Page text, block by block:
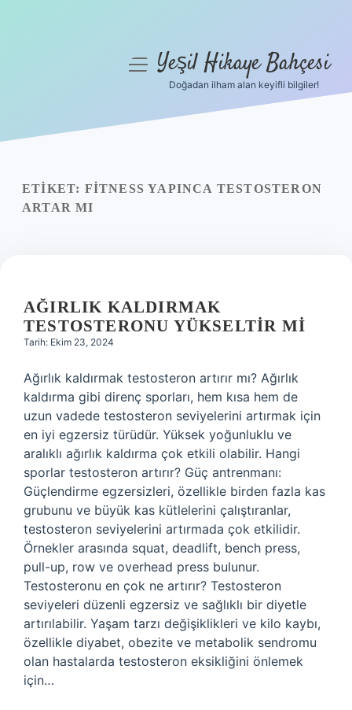
Yasal Uyarı
menüyüYeşil Hikaye Bahçesi
Doğadan ilham alan keyifli bilgiler!
ETIKET: FITNESS YAPINCA TESTOSTERON
ARTAR MI
AĞIRLIK KALDIRMAK
TESTOSTERONU YÜKSELTIR MI
Tarih: Ekim 23, 2024
Ağırlık kaldırmak testosteron artırır mı? Ağırlık
kaldırma gibi direnç sporları, hem kısa hem de
uzun vadede testosteron seviyelerini artırmak için
en iyi egzersiz türüdür. Yüksek yoğunluklu ve
aralıklı ağırlık kaldırma çok etkili olabilir. Hangi
sporlar testosteron artırır? Güç antrenmanı:
Güçlendirme egzersizleri, özellikle birden fazla kas
grubunu ve büyük kas kütlelerini çalıştıranlar,
testosteron seviyelerini artırmada çok etkilidir.
Örnekler arasında squat, deadlift, bench press,
pull-up, row ve overhead press bulunur.
Testosteronu en çok ne artırır? Testosteron
seviyeleri düzenli egzersiz ve sağlıklı bir diyetle
artırılabilir. Yaşam tarzı değişiklikleri ve kilo kaybı,
özellikle diyabet, obezite ve metabolik sendromu
olan hastalarda testosteron eksikliğini önlemek
için…